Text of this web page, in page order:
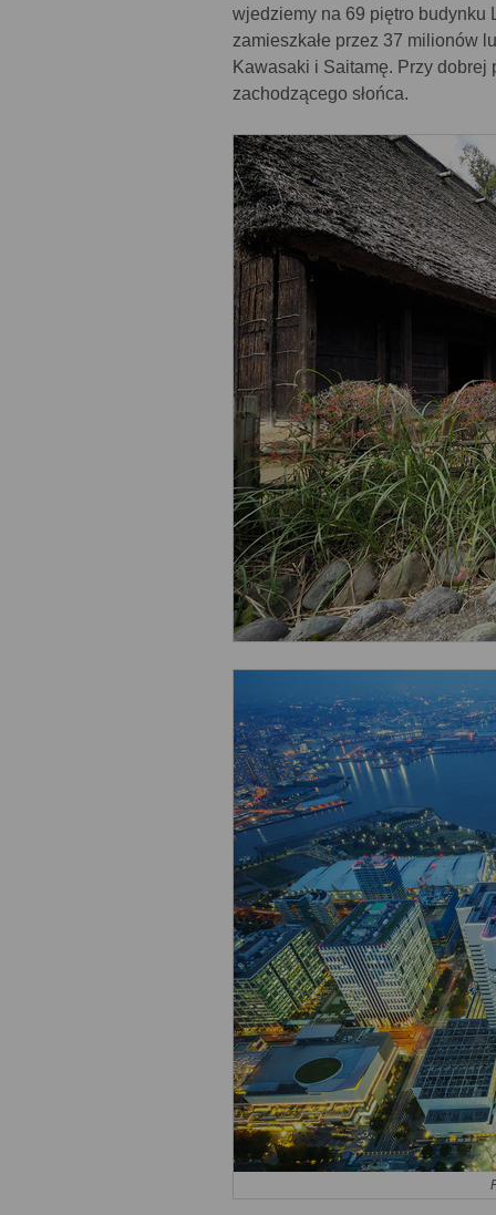
wjedziemy na 69 piętro budynku
zamieszkałe przez 37 milionów
Kawasaki i Saitamę. Przy
zachodzącego słońca.